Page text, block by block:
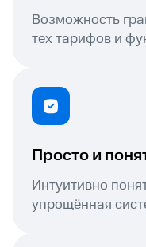
Возможность
тех тарифов и
Просто и
Интуитивно
упрощённая